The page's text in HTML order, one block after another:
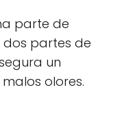
parte de
partes de
un
olores.